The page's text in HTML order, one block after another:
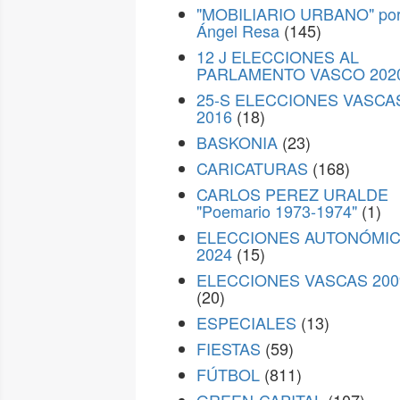
"MOBILIARIO URBANO"
Ángel Resa (145)
12 J ELECCIONES AL
PARLAMENTO VASCO
25-S ELECCIONES
2016 (18)
BASKONIA (23)
CARICATURAS (168)
CARLOS PEREZ URALDE
"Poemario 1973-1974" (1)
ELECCIONES
2024 (15)
ELECCIONES VASCAS
(20)
ESPECIALES (13)
FIESTAS (59)
FÚTBOL (811)